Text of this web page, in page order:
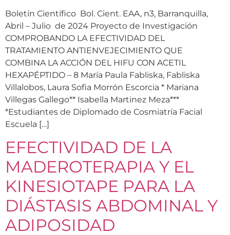
Boletín Científico Bol. Cient. EAA, n3, Barranquilla,
Abril – Julio de 2024 Proyecto de Investigación
COMPROBANDO LA EFECTIVIDAD DEL
TRATAMIENTO ANTIENVEJECIMIENTO QUE
COMBINA LA ACCIÓN DEL HIFU CON ACETIL
HEXAPÉPTIDO – 8 María Paula Fabliska, Fabliska
Villalobos, Laura Sofia Morrón Escorcia * Mariana
Villegas Gallego** Isabella Martinez Meza***
*Estudiantes de Diplomado de Cosmiatría Facial
Escuela […]
EFECTIVIDAD DE LA
MADEROTERAPIA Y EL
KINESIOTAPE PARA LA
DIÁSTASIS ABDOMINAL Y
ADIPOSIDAD